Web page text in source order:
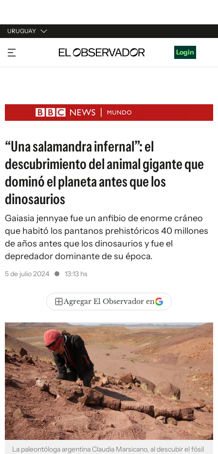
URUGUAY
URUGUAY
ARGENTINA
ESTADOS UNIDOS
Login
“Una salamandra infernal”: el
descubrimiento del animal gigante que
dominó el planeta antes que los
dinosaurios
Gaiasia jennyae fue un anfibio de enorme cráneo
que habitó los pantanos prehistóricos 40 millones
de años antes que los dinosaurios y fue el
depredador dominante de su época.
5 de julio 2024 13:13 hs
Agregar El Observador en
La paleontóloga argentina Claudia Marsicano, al descubir el fósil